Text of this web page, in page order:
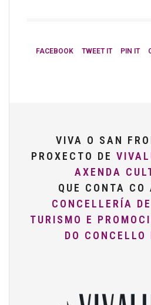
FACEBOOK TWEET IT PIN IT
VIVA O SAN
PROXECTO DE
AXENDA
QUE CONTA CO
CONCELLERÍA
TURISMO E
DO CONCELLO